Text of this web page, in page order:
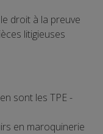
droit à la preuve
litigieuses
sont les TPE -
en maroquinerie